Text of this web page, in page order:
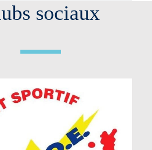
sociaux